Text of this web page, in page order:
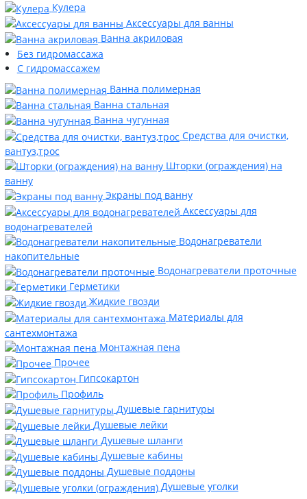
Кулера
Аксессуары для ванны
Ванна акриловая
Без гидромассажа
С гидромассажем
Ванна полимерная
Ванна стальная
Ванна чугунная
Средства для очистки,
вантуз,трос
Шторки (ограждения) на
ванну
Экраны под ванну
Аксессуары для
водонагревателей
Водонагреватели
накопительные
Водонагреватели проточные
Герметики
Жидкие гвозди
Материалы для
сантехмонтажа
Монтажная пена
Прочее
Гипсокартон
Профиль
Душевые гарнитуры
Душевые лейки
Душевые шланги
Душевые кабины
Душевые поддоны
Душевые уголки